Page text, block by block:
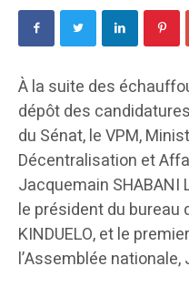
À la suite des
dépôt des
du Sénat, le VPM,
Décentralisation et
Jacquemain SHABANI
le président du bureau
KINDUELO, et le
l’Assemblée